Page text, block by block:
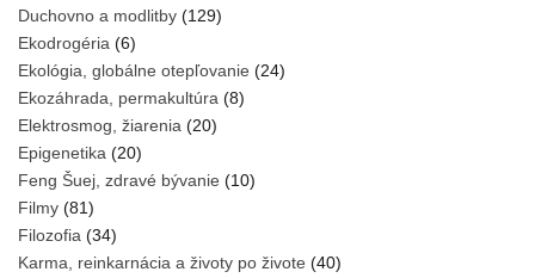
Duchovno a modlitby (129)
Ekodrogéria (6)
Ekológia, globálne otepľovanie (24)
Ekozáhrada, permakultúra (8)
Elektrosmog, žiarenia (20)
Epigenetika (20)
Feng Šuej, zdravé bývanie (10)
Filmy (81)
Filozofia (34)
Karma, reinkarnácia a životy po živote (40)